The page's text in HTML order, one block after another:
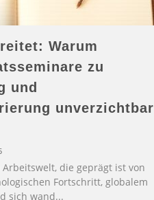
Warum
zu
und
unverzichtbar
die geprägt ist von
Fortschritt, globalem
sich wand...